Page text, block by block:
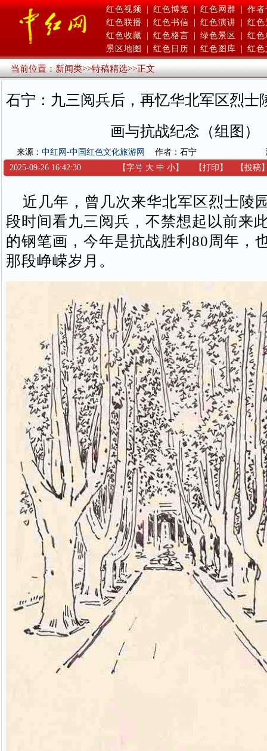
红色视频 | 红色博览 | 红色网群 | 作者
红色联播
红色书信 红色演讲
红色
红色收藏
红色格言 绿色景区
红色
景区地图
红色日历 红色图库 红色
当前位置：新闻类>>特稿精选>>正文
石宁：九三阅兵后，再忆华北军区烈士
画与抗战纪念（组图）
来源： 中红网-中国红色文化旅游网 作者：石宁
2025-09-26 16:42:30
【字号 大 中 小】 【打印 】 【投稿
近几年，曾几次来华北军区烈士陵
段时间看九三阅兵，不禁想起以前来
的钢笔画，今年是抗战胜利80周年，
那段峥嵘岁月。